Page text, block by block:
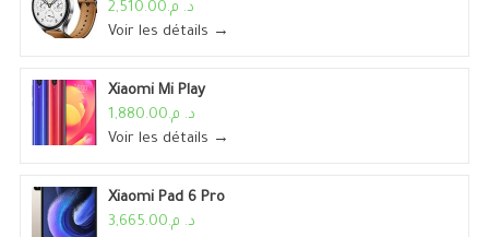
د. م.2,510.00
Voir les détails →
Xiaomi Mi Play
د. م.1,880.00
Voir les détails →
Xiaomi Pad 6 Pro
د. م.3,665.00